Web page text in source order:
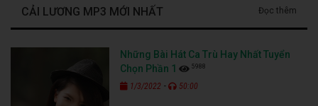
CẢI LƯƠNG MP3 MỚI NHẤT Đọc thêm
Những Bài Hát Ca Trù Hay Nhất Tuyển
Chọn Phần 1
5988
1/3/2022 - 50:00